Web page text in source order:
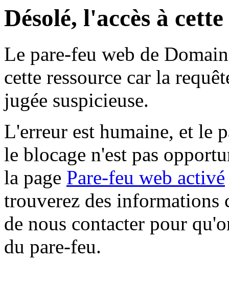
Désolé, l'accès à
Le pare-feu web de
cette ressource car la
jugée suspicieuse.
L'erreur est humaine, et le
le blocage n'est pas
la page Pare-feu web activé
trouverez des informations
de nous contacter pour
du pare-feu.